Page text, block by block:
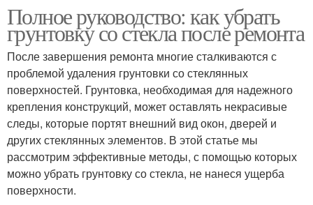
Полное руководство: как убрать
грунтовку со стекла после ремонта
После завершения ремонта многие сталкиваются с
проблемой удаления грунтовки со стеклянных
поверхностей. Грунтовка, необходимая для надежного
крепления конструкций, может оставлять некрасивые
следы, которые портят внешний вид окон, дверей и
других стеклянных элементов. В этой статье мы
рассмотрим эффективные методы, с помощью которых
можно убрать грунтовку со стекла, не нанеся ущерба
поверхности.